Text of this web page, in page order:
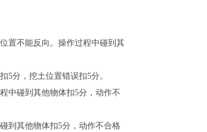
置不能反向。操作过程中碰到其
5分，挖土位置错误扣5分。
中碰到其他物体扣5分，动作不
到其他物体扣5分，动作不合格